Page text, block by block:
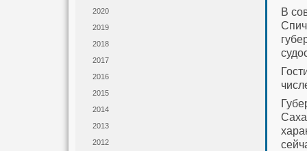
2020
2019
2018
2017
2016
2015
2014
2013
2012
В